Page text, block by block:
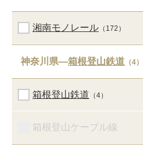
湘南モノレール （172）
神奈川県―箱根登山鉄道 （4）
箱根登山鉄道 （4）
箱根登山ケーブル線